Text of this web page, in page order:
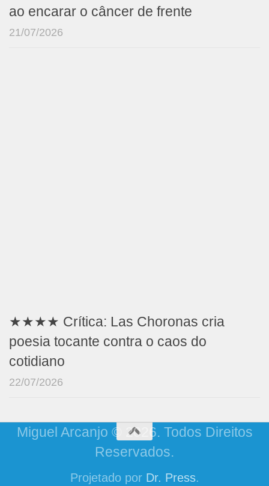
ao encarar o câncer de frente
21/07/2026
★★★★ Crítica: Las Choronas cria
poesia tocante contra o caos do
cotidiano
22/07/2026
Miguel Arcanjo © 2026. Todos Direitos
Reservados.
Projetado por Dr. Press.